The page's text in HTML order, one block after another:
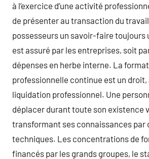
à l’exercice d’une activité
de présenter au transaction du
possesseurs un savoir-faire toujours
est assuré par les entreprises, soit
dépenses en herbe interne. La
professionnelle continue est un droit,
liquidation professionnel. Une
déplacer durant toute son existence
transformant ses connaissances par
techniques. Les concentrations de
financés par les grands groupes, le